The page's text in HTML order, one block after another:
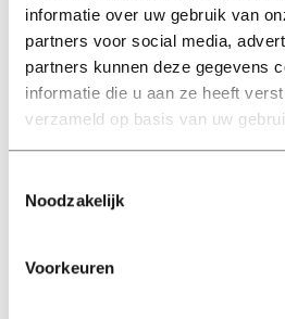
informatie over uw gebruik van
partners voor social media,
partners kunnen deze gegevens
informatie die u aan ze heeft
verzameld op basis van uw
Noodzakelijk
Voorkeuren
Exam
junk food
02 mei 2019